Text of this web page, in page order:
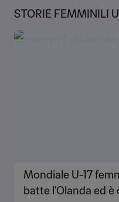
STORIE FEMMINILI
Mondiale U-17
batte l'Olanda ed